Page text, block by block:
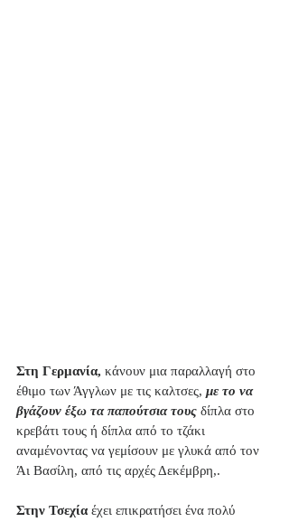
Στη Γερμανία, κάνουν μια παραλλαγή στο
έθιμο των Άγγλων με τις καλτσες, με το να
βγάζουν έξω τα παπούτσια τους δίπλα στο
κρεβάτι τους ή δίπλα από το τζάκι
αναμένοντας να γεμίσουν με γλυκά από τον
Άι Βασίλη, από τις αρχές Δεκέμβρη,.
Στην Τσεχία έχει επικρατήσει ένα πολύ